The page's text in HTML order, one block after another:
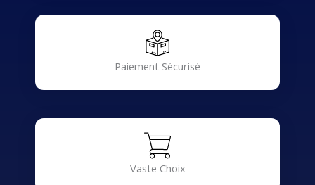
Paiement Sécurisé
Vaste Choix